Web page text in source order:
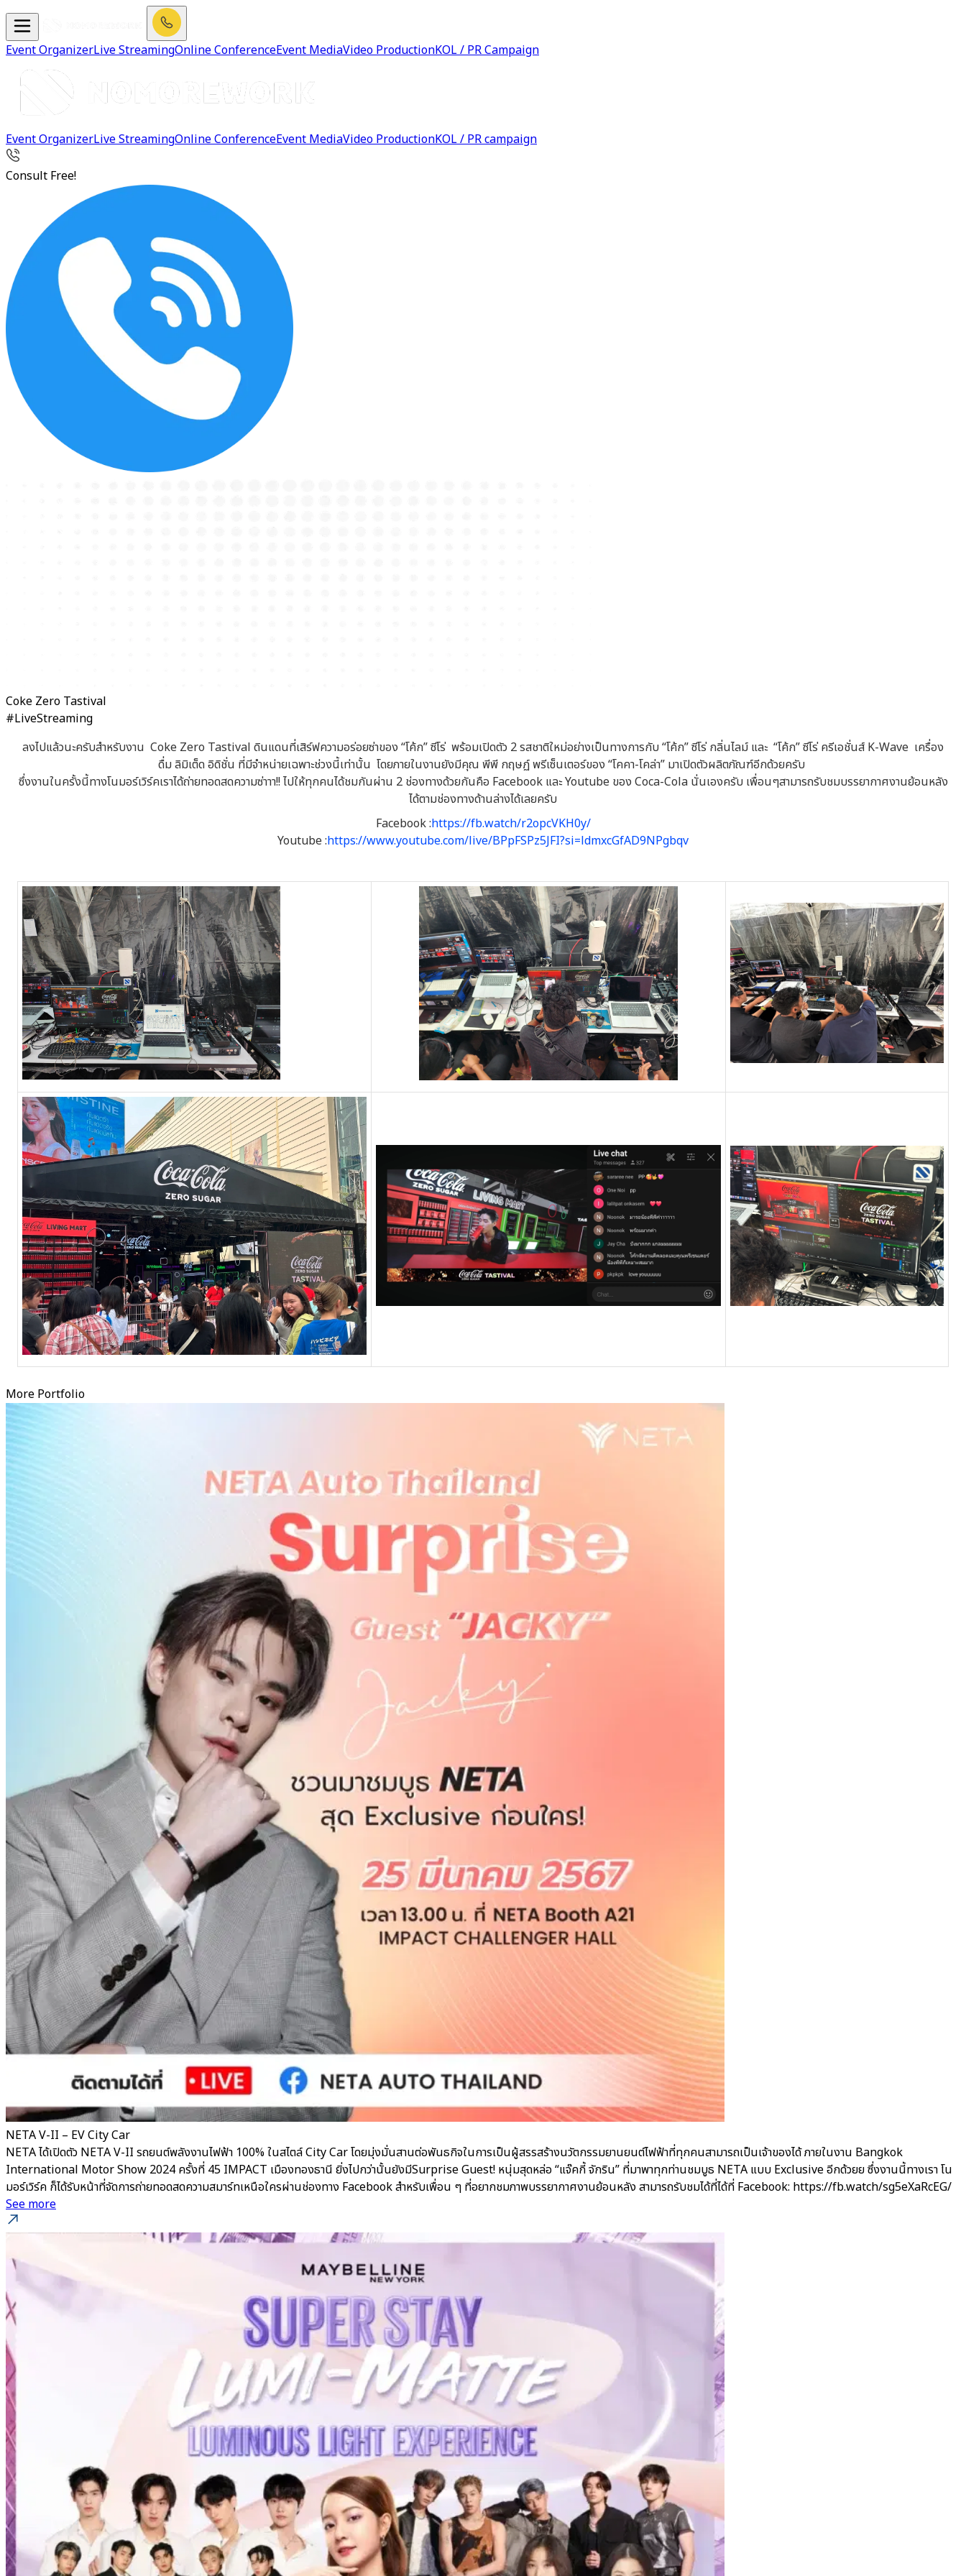
Event OrganizerLive StreamingOnline ConferenceEvent MediaVideo ProductionKOL / PR Campaign
Event OrganizerLive StreamingOnline ConferenceEvent MediaVideo ProductionKOL / PR campaign
Consult Free!
Coke Zero Tastival
#LiveStreaming
ลงไปแล้วนะครับสำหรับงาน Coke Zero Tastival ดินแดนที่เสิร์ฟความอร่อยซ่าของ “โค้ก” ซีโร่ พร้อมเปิดตัว 2 รสชาติใหม่อย่างเป็นทางการกับ “โค้ก” ซีโร่ กลิ่นไลม์ และ “โค้ก” ซีโร่ ครีเอชั่นส์ K-Wave เครื่อง
ดื่ม ลิมิเต็ด อิดิชั่น ที่มีจำหน่ายเฉพาะช่วงนี้เท่านั้น โดยภายในงานยังมีคุณ พีพี กฤษฏ์ พรีเซ็นเตอร์ของ “โคคา-โคล่า” มาเปิดตัวผลิตภัณฑ์อีกด้วยครับ
ซึ่งงานในครั้งนี้ทางโนมอร์เวิร์คเราได้ถ่ายทอดสดความซ่าาา!! ไปให้ทุกคนได้ชมกันผ่าน 2 ช่องทางด้วยกันคือ Facebook และ Youtube ของ Coca-Cola นั่นเองครับ เพื่อนๆสามารถรับชมบรรยากาศงานย้อนหลัง
ได้ตามช่องทางด้านล่างได้เลยครับ
Facebook :https://fb.watch/r2opcVKH0y/
Youtube :https://www.youtube.com/live/BPpFSPz5JFI?si=ldmxcGfAD9NPgbqv
More Portfolio
NETA V-II – EV City Car
NETA ได้เปิดตัว NETA V-II รถยนต์พลังงานไฟฟ้า 100% ในสไตล์ City Car โดยมุ่งมั่นสานต่อพันธกิจในการเป็นผู้สรรสร้างนวัตกรรมยานยนต์ไฟฟ้าที่ทุกคนสามารถเป็นเจ้าของได้ ภายในงาน Bangkok
International Motor Show 2024 ครั้งที่ 45 IMPACT เมืองทองธานี ยิ่งไปกว่านั้นยังมีSurprise Guest! หนุ่มสุดหล่อ “แจ๊คกี้ จักริน” ที่มาพาทุกท่านชมบูธ NETA แบบ Exclusive อีกด้วยย ซึ่งงานนี้ทางเรา โน
มอร์เวิร์ค ก็ได้รับหน้าที่จัดการถ่ายทอดสดความสมาร์ทเหนือใครผ่านช่องทาง Facebook สำหรับเพื่อน ๆ ที่อยากชมภาพบรรยากาศงานย้อนหลัง สามารถรับชมได้ที่ได้ที่ Facebook: https://fb.watch/sg5eXaRcEG/
See more